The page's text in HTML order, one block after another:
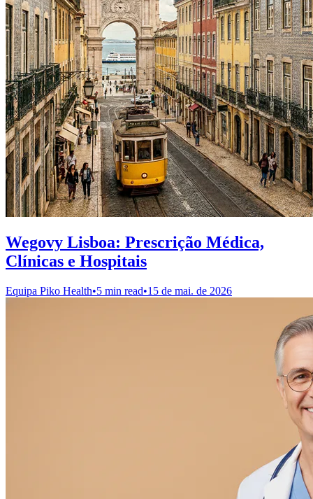
Wegovy Lisboa: Prescrição Médica,
Clínicas e Hospitais
Equipa Piko Health•5 min read•15 de mai. de 2026